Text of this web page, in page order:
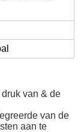
van & de
van de
aan te